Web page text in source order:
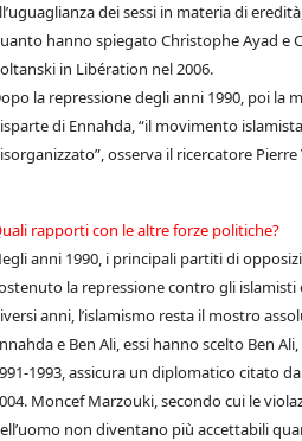
dei sessi in materia di
hanno spiegato Christophe Ayad e
in Libération nel 2006.
la repressione degli anni 1990, poi la
di Ennahda, “il movimento
osserva il ricercatore Pierre
rapporti con le altre forze politiche?
anni 1990, i principali partiti di
la repressione contro gli islamisti
anni, l’islamismo resta il mostro
e Ben Ali, essi hanno scelto Ben
1993, assicura un diplomatico citato
Moncef Marzouki, secondo cui le
non diventano più accettabili